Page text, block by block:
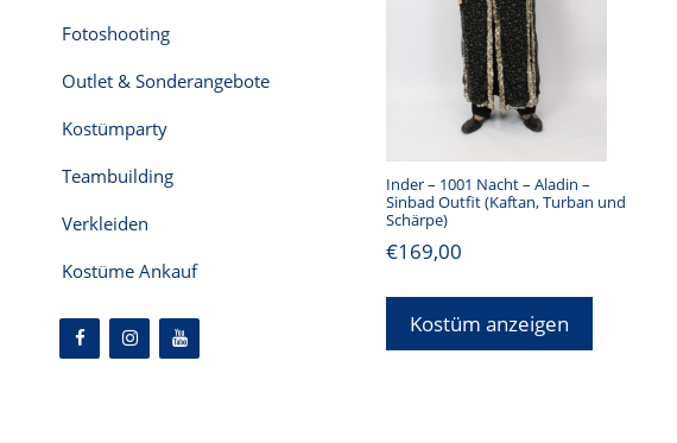
Inder – 1001 Nacht – Aladin –
Sinbad Outfit (Kaftan, Turban und
Schärpe)
€169,00
Kostüm anzeigen
Fotoshooting
Outlet & Sonderangebote
Kostümparty
Teambuilding
Verkleiden
Kostüme Ankauf